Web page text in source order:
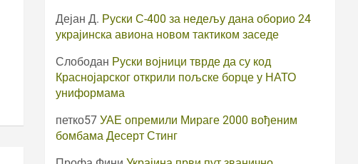
Дејан Д. Руски С-400 за недељу дана оборио 24
украјинска авиона новом тактиком заседе
Слободан Руски војници тврде да су код
Краснојарског открили пољске борце у НАТО
униформама
петко57 УАЕ опремили Мираге 2000 вођеним
бомбама Десерт Стинг